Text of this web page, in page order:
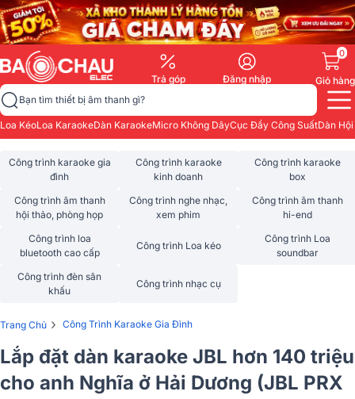
Trả góp Đăng nhập
0
Giỏ hàng
Bạn tìm thiết bị âm thanh gì?
Loa KéoLoa KaraokeDàn KaraokeMicro Không DâyCục Đẩy Công SuấtDàn
Công trình karaoke gia
đình
Công trình karaoke
kinh doanh
Công trình karaoke
box
Công trình âm thanh
hội thảo, phòng họp
Công trình nghe nhạc,
xem phim
Công trình âm thanh
hi-end
Công trình loa
bluetooth cao cấp
Công trình Loa kéo
Công trình Loa
soundbar
Công trình đèn sân
khấu
Công trình nhạc cụ
Trang Chủ › Công Trình Karaoke Gia Đình
Lắp đặt dàn karaoke JBL hơn 140 triệu
cho anh Nghĩa ở Hải Dương (JBL PRX